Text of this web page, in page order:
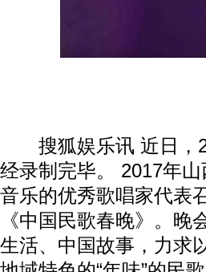
搜狐娱乐讯 近日，
经录制完毕。 2017年
音乐的优秀歌唱家代表
《中国民歌春晚》。
生活、中国故事，力求